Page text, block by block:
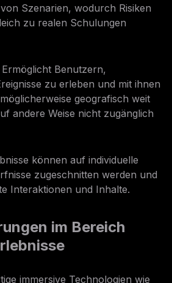
Szenarien, wodurch Risiken
zu realen Schulungen
Ermöglicht Benutzern,
zu erleben und mit ihnen
geografisch weit
andere Weise nicht zugänglich
können auf individuelle
zugeschnitten werden und
Interaktionen und Inhalte.
im Bereich
immersive Technologien wie